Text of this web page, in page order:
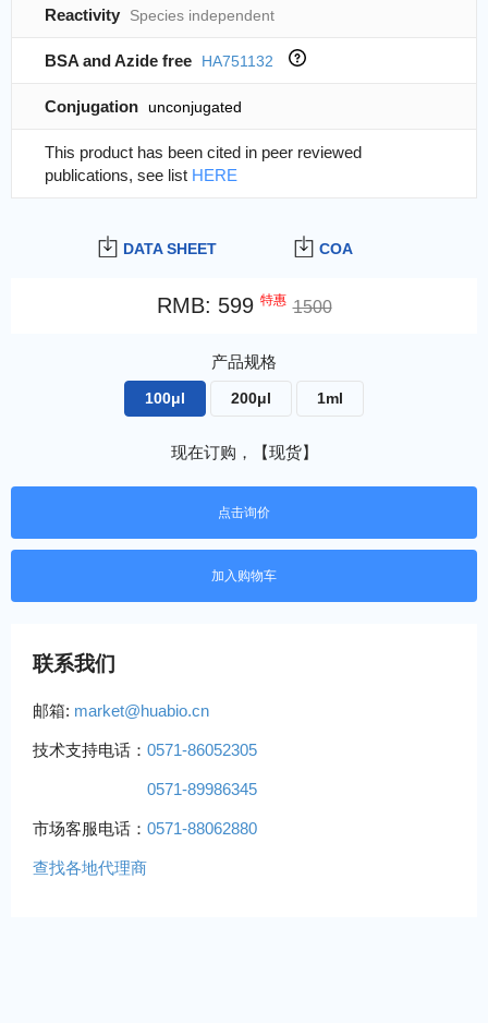
DATA SHEET COA
RMB: 599 特惠 1500
产品规格
100μl 200μl 1ml
现在订购，【现货】
点击询价
联系我们
邮箱: market@huabio.cn
技术支持电话： 0571-86052305
0571-89986345
市场客服电话： 0571-88062880
查找各地代理商
Reactivity Species independent
BSA and Azide free HA751132
Conjugation unconjugated
This product has been cited in peer reviewed
publications, see list HERE